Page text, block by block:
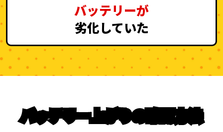
バッテリーが
劣化していた
バッテリー上がりの確認方法